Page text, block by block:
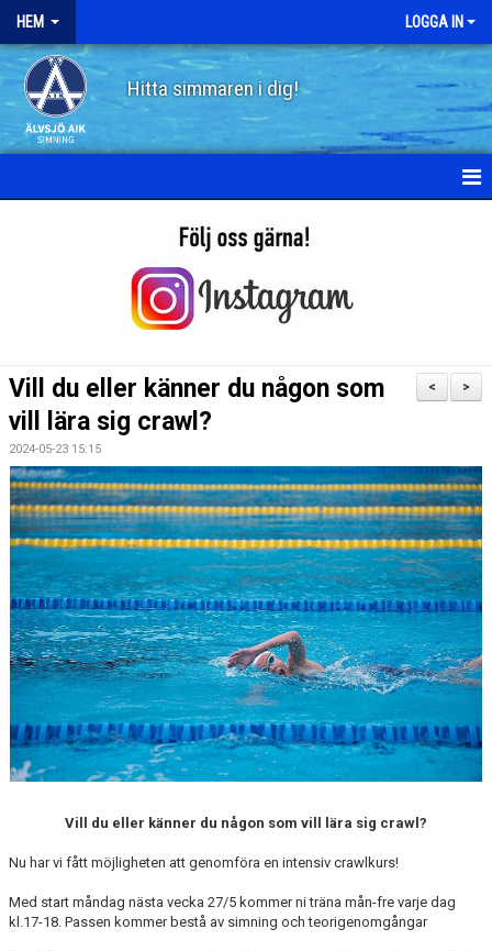
HEM LOGGA IN
Hitta simmaren i dig!
OM ÄLVSJÖ AIK SIMNING
POLICY
ANTIMOBBING
GDPR
ARKIV
JOBBA HOS OSS
VANLIGA FRÅGOR
>
<
Vill du eller känner du någon som
vill lära sig crawl?
2024-05-23 15:15
Vill du eller känner du någon som vill lära sig crawl?
Nu har vi fått möjligheten att genomföra en intensiv crawlkurs!
Med start måndag nästa vecka 27/5 kommer ni träna mån-fre varje dag
kl.17-18. Passen kommer bestå av simning och teorigenomgångar